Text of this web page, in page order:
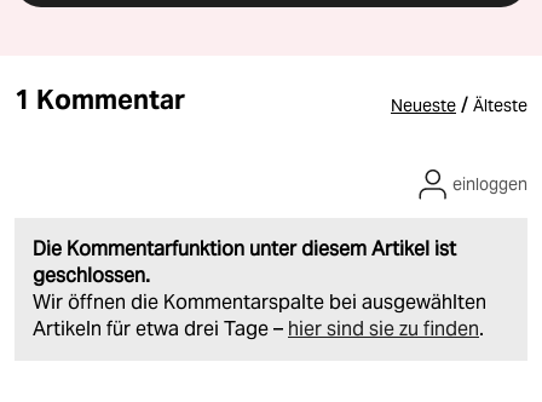
1 Kommentar Neueste / Älteste
Die Kommentarfunktion unter diesem Artikel ist
geschlossen.
Wir öffnen die Kommentarspalte bei ausgewählten
Artikeln für etwa drei Tage – hier sind sie zu finden.
einloggen